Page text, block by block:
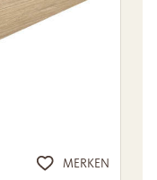
MERKEN